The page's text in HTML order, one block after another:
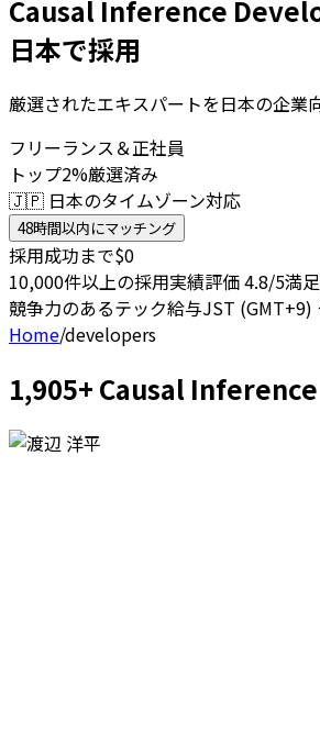
Causal Inference
日本で採用
厳選されたエキスパートを日本の企業
フリーランス＆正社員
トップ2%厳選済み
🇯🇵 日本のタイムゾーン対応
48時間以内にマッチング
採用成功まで$0
10,000件以上の採用実績評価 4.8/5満
競争力のあるテック給与JST (GMT+9)
Home/developers
1,905+ Causal